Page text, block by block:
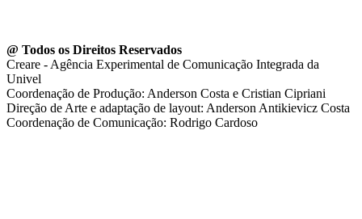
@ Todos os Direitos Reservados
Creare - Agência Experimental de Comunicação Integrada da
Univel
Coordenação de Produção: Anderson Costa e Cristian Cipriani
Direção de Arte e adaptação de layout: Anderson Antikievicz Costa
Coordenação de Comunicação: Rodrigo Cardoso